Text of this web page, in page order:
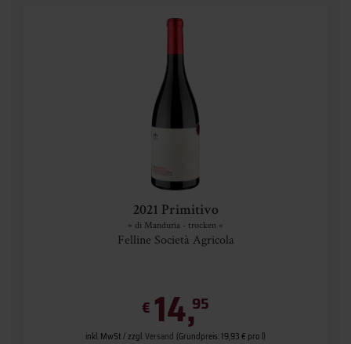
2021 Primitivo
» di Manduria - trocken «
Felline Società Agricola
€ 14,95
inkl. MwSt. / zzgl.Versand (Grundpreis: 19,93 € pro l)